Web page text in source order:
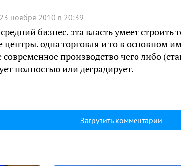
23 ноября 2010 в 20:39
бизнес. эта власть умеет строить
центры. одна торговля и то в основном
современное производство чего либо
полностью или деградирует.
Загрузить комментарии